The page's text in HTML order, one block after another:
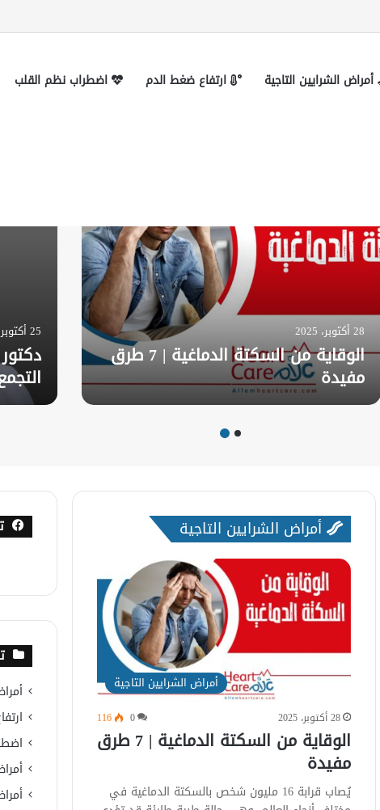
أمراض الشرايين التاجية ارتفاع ضغط الدم اضطراب نظم القلب
28 أكتوبر، 2025
الوقاية من السكتة الدماغية | 7 طرق
مفيدة
25 أكتوبر، 2025
أمراض الشرايين التاجية
أمراض الشرايين التاجية
28 أكتوبر، 2025 0
116
الوقاية من السكتة الدماغية | 7 طرق
مفيدة
يُصاب قرابة 16 مليون شخص بالسكتة الدماغية في